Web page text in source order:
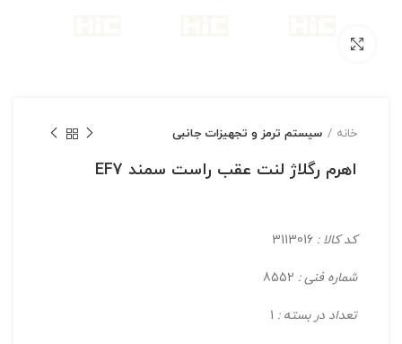
خانه سیستم ترمز و تجهیزات جانبی
اهرم رگلاژ لنت عقب راست سمند EF7
کد کالا :
شماره فنی :
تعداد در بسته :